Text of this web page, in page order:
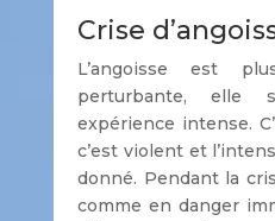
Crise
L’angoisse est
perturbante,
expérience intense.
c’est violent et
donné. Pendant la
comme en danger